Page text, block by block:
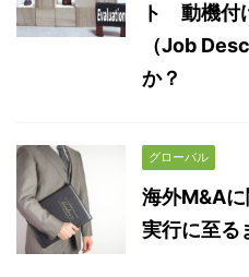
ト 動機付
（Job
か？
グローバル
海外M&A
実行に至る